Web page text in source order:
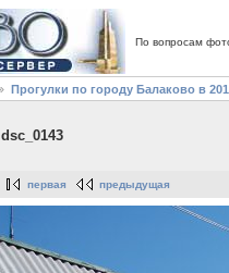
По вопросам
Прогулки по городу Балаково в
dsc_0143
первая предыдущая